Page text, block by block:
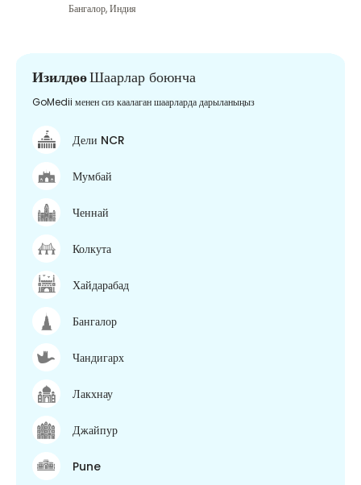
Бангалор,Индия
ИзилдөөШаарлар боюнча
GoMedii менен сиз каалаган шаарларда дарыланыңыз
Дели NCR
Мумбай
Ченнай
Колкута
Хайдарабад
Бангалор
Чандигарх
Лакхнау
Джайпур
Pune